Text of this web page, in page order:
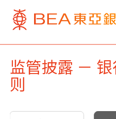
监管披露 －
则